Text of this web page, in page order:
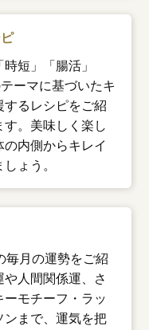
時短」「腸活」
ーマに基づいたキ
するレシピをご紹
す。美味しく楽し
の内側からキレイ
ょう。
毎月の運勢をご紹
や人間関係運、さ
ーモチーフ・ラッ
ンまで、運気を把